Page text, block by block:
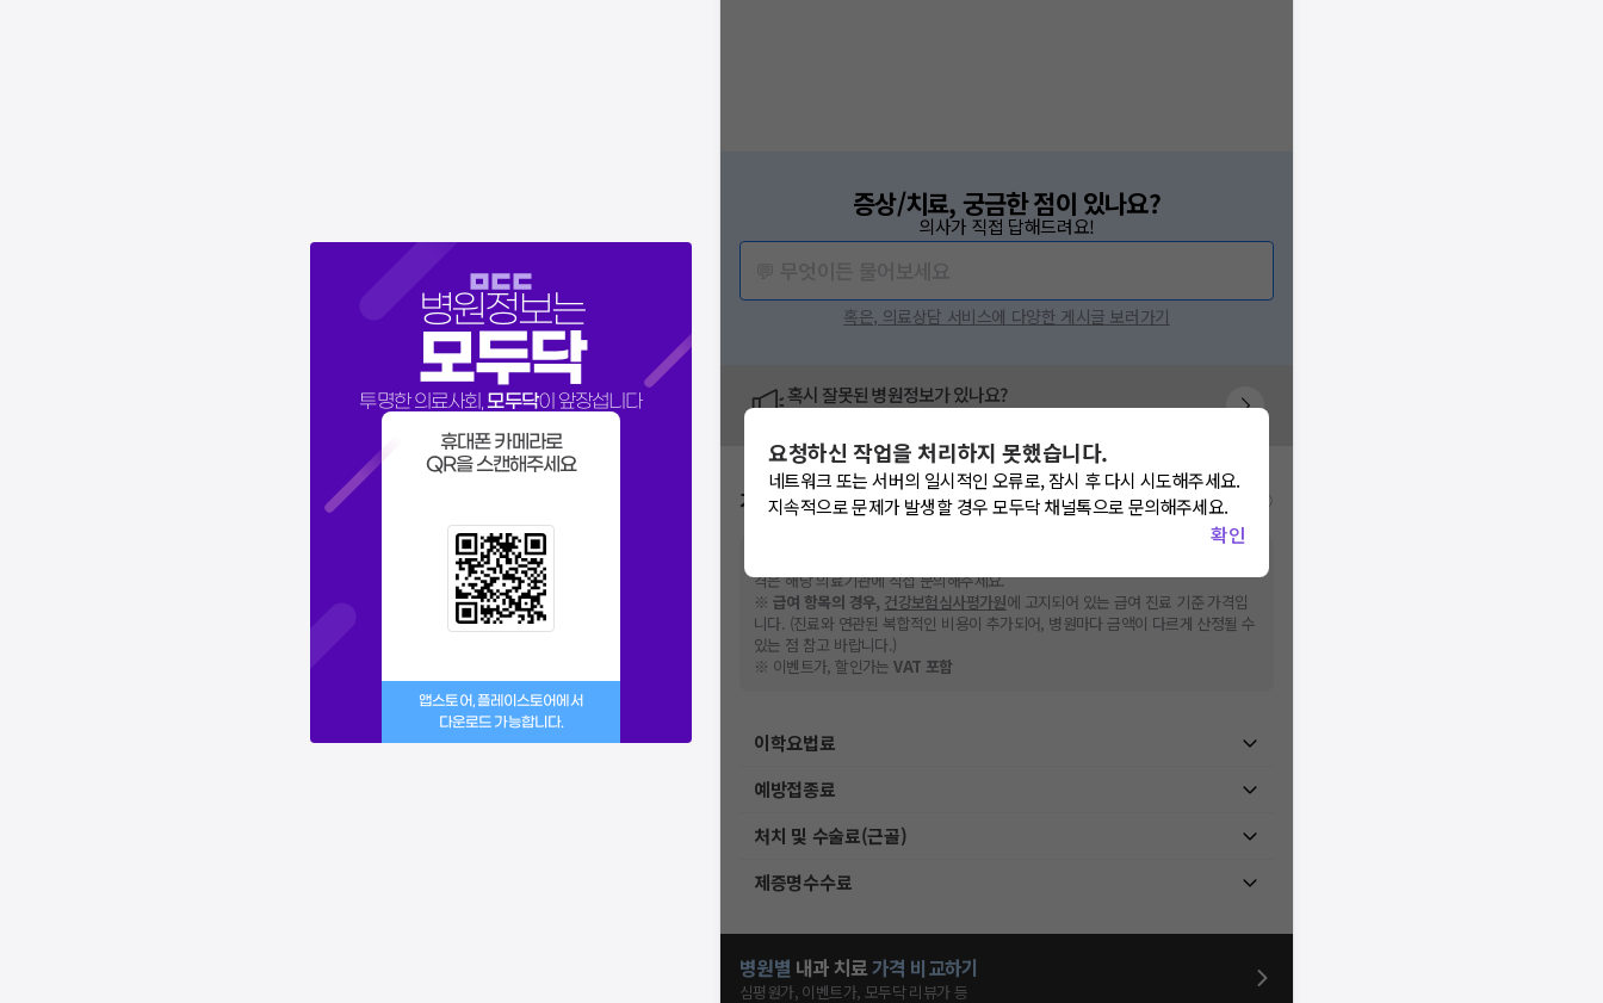
병원정보는
모두닥
투명한 의료사회,모두닥이 앞장섭니다
휴대폰 카메라로
QR을 스캔해주세요
앱스토어, 플레이스토어에서
다운로드 가능합니다.
증상/치료, 궁금한 점이 있나요?
의사가 직접 답해드려요!
혹은, 의료상담 서비스에 다양한 게시글 보러가기
혹시 잘못된 병원정보가 있나요?
가격표 비급여/급여 진료란?
격은 해당 의료기관에 직접 문의해주세요.
※ 급여 항목의 경우, 건강보험심사평가원에 고지되어 있는 급여 진료 기준 가격입
니다. (진료와 연관된 복합적인 비용이 추가되어, 병원마다 금액이 다르게 산정될 수
있는 점 참고 바랍니다.)
※ 이벤트가, 할인가는VAT 포함
이학요법료
예방접종료
처치 및 수술료(근골)
제증명수수료
병원별 내과 치료가격 비교하기
심평원가, 이벤트가, 모두닥 리뷰가 등
요청하신 작업을 처리하지 못했습니다.
네트워크 또는 서버의 일시적인 오류로, 잠시 후 다시 시도해주세요.
지속적으로 문제가 발생할 경우 모두닥 채널톡으로 문의해주세요.
확인